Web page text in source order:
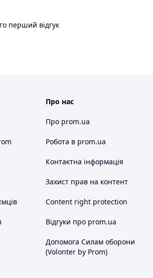
перший відгук
Про нас
Про prom.ua
Робота в prom.ua
Контактна інформація
Захист прав на контент
Content right protection
Відгуки про prom.ua
Допомога Силам оборони
(Volonter by Prom)